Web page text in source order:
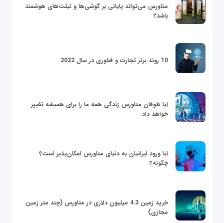
متاورس می‌تواند پایانی بر گوشی‌ها و تبلت‌های هوشمند
باشد؟
10 روند برتر تجارت و فناوری در سال 2022
آیا طوفان متاورس زندگی همه ما را برای همیشه تغییر
خواهد داد
آیا ورود ایرانیان به دنیای متاورس امکان‌پذیر است؟
چگونه؟
خرید زمین 4.3 میلیون دلاری در متاورس (چند متر زمین
مجازی)